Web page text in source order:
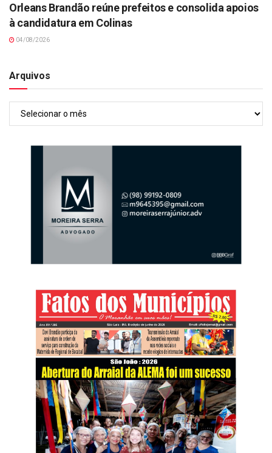
Orleans Brandão reúne prefeitos e consolida apoios
à candidatura em Colinas
04/08/2026
Arquivos
Arquivos